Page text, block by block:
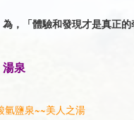
為，「體驗和發現才是真正的
湯泉
氫鹽泉~~美人之湯